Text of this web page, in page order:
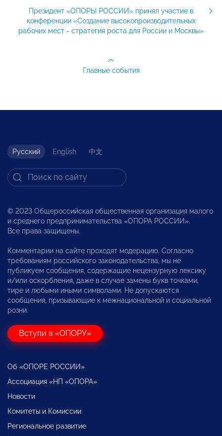
Президент «ОПОРЫ РОССИИ» принял участие в
конференции «Создание высокопроизводительных
рабочих мест - стратегия роста для России и Москвы»
Главные события
Русский English 中文
© 2023 Общероссийская общественная организация малого
и среднего предпринимательства «ОПОРА РОССИИ».
Все права защищены.
Комментарии на сайте проходят модерацию. Согласно
требованиям российского законодательства, мы не
публикуем сообщения, содержащие нецензурную лексику
и/или оскорбления, даже в случае замены букв точками,
тире и любыми иными символами. Не допускаются
сообщения, призывающие к межнациональной и социальной
розни.
Вступи в «ОПОРУ»
Об «ОПОРЕ РОССИИ»
Ассоциация «НП «ОПОРА»
Новости
Комитеты и Комиссии
Региональное развитие